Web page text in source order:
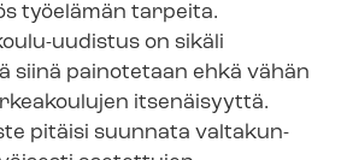
työelämän tarpeita.
​uudistus on sikäli
siinä painotetaan ehkä vähän
itsenäisyyttä.
pitäisi suunnata val­ta­kun­